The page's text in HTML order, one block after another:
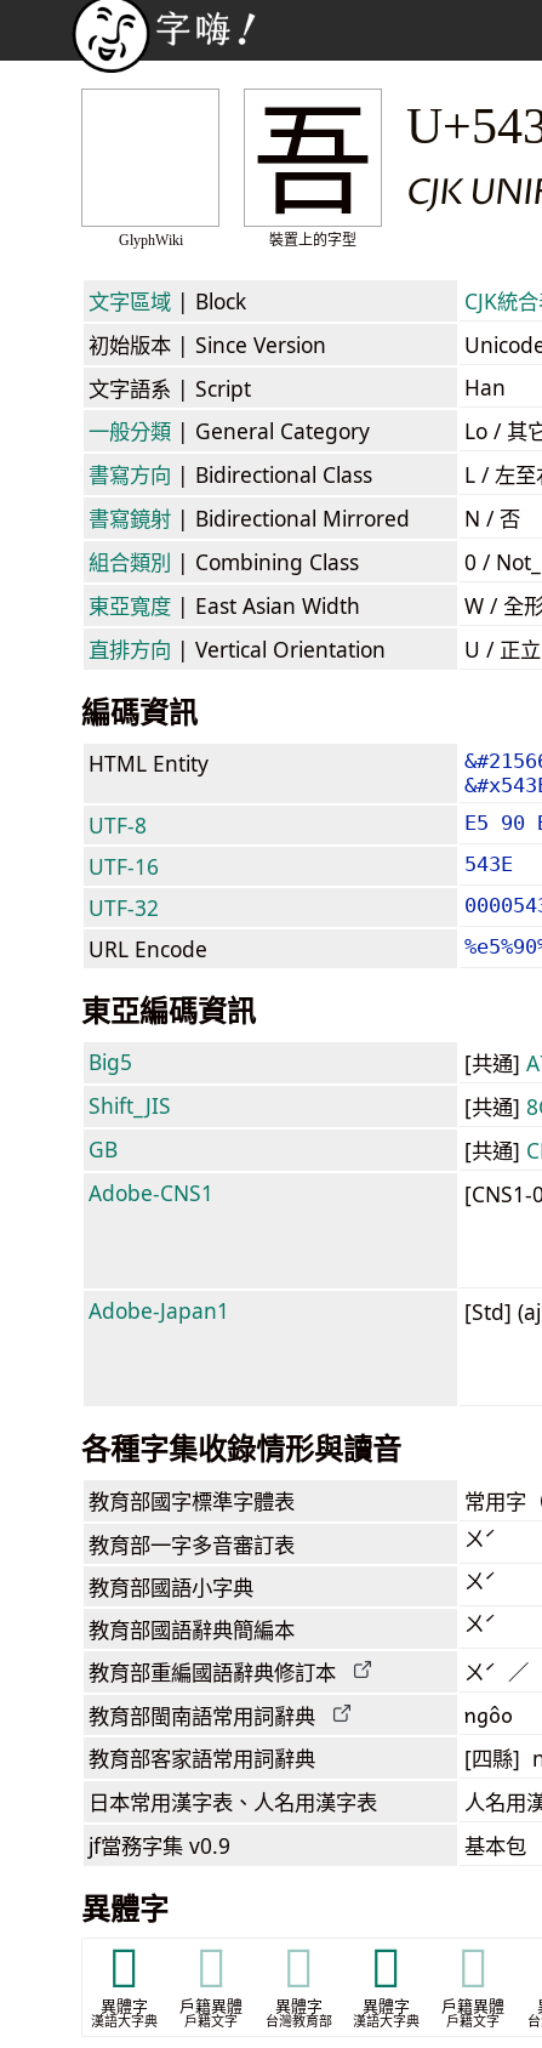
GlyphWiki
吾
裝置上的字型
CJK
文字區域 | Block CJK統
初始版本 | Since Version
文字語系 | Script
Han
一般分類 | General Category
Lo / 其
書寫方向 | Bidirectional Class
L / 左至
書寫鏡射 | Bidirectional Mirrored
N / 否
組合類別 | Combining Class
0 /
東亞寬度 | East Asian Width W / 全
直排方向 | Vertical Orientation U / 正立
編碼資訊
HTML Entity
UTF-8 E5 90
UTF-16 543E
UTF-32
URL Encode
東亞編碼資訊
Big5 [共通]
Shift_JIS
[共通]
GB
[共通]
Adobe-CNS1
[CNS1-
Adobe-Japan1 [Std]
各種字集收錄情形與讀音
教育部國字標準字體表 常用字
教育部一字多音審訂表 ㄨˊ
教育部國語小字典 ㄨˊ
教育部國語辭典簡編本 ㄨˊ
教育部重編國語辭典修訂本 ㄨˊ ／
教育部閩南語常用詞辭典 ngôo
教育部客家語常用詞辭典 [四縣]
日本常用漢字表 、人名用漢字表 人名用
jf當務字集 v0.9 基本包
異體字
𠮣
異體字
漢語大字典
𠮣
戶籍異體
戶籍文字
𠮣
異體字
台灣教育部
𢓲
異體字
漢語大字典
𢓲
戶籍異體
戶籍文字